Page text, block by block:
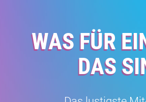
WAS FÜR
DAS